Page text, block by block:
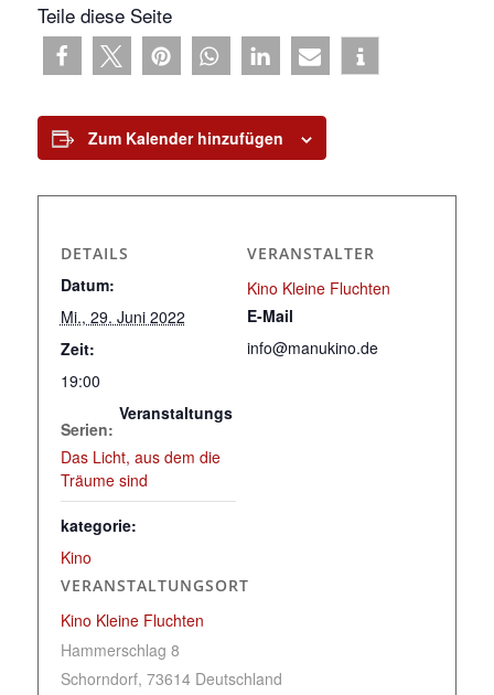
Teile diese Seite
Zum Kalender hinzufügen
DETAILS
Datum:
Mi., 29. Juni 2022
Zeit:
19:00
Serien:
Das Licht, aus dem die
Träume sind
Veranstaltungs
kategorie:
Kino
VERANSTALTUNGSORT
Kino Kleine Fluchten
Hammerschlag 8
Schorndorf, 73614 Deutschland
VERANSTALTER
Kino Kleine Fluchten
E-Mail
info@manukino.de